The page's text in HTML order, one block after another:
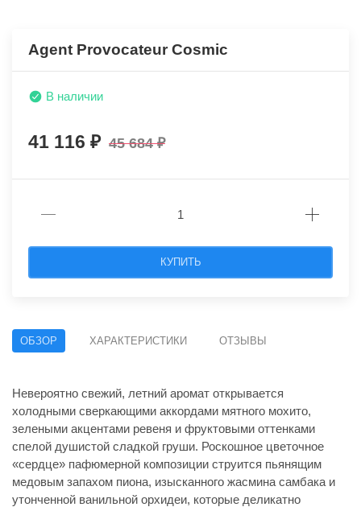
Agent Provocateur Cosmic
В наличии
41 116 45 684
КУПИТЬ
ОБЗОР ХАРАКТЕРИСТИКИ ОТЗЫВЫ
Невероятно свежий, летний аромат открывается
холодными сверкающими аккордами мятного мохито,
зелеными акцентами ревеня и фруктовыми оттенками
спелой душистой сладкой груши. Роскошное цветочное
«сердце» пафюмерной композиции струится пьянящим
медовым запахом пиона, изысканного жасмина самбака и
утонченной ванильной орхидеи, которые деликатно